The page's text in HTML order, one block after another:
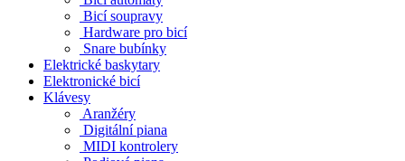
Bicí soupravy
Hardware pro bicí
Snare bubínky
Elektrické baskytary
Elektronické bicí
Klávesy
Aranžéry
Digitální piana
MIDI kontrolery